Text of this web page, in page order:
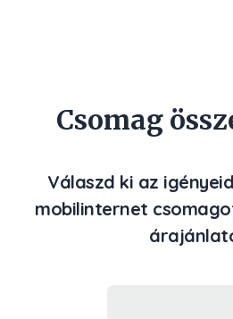
Csomag
Válaszd ki az
mobilinternet